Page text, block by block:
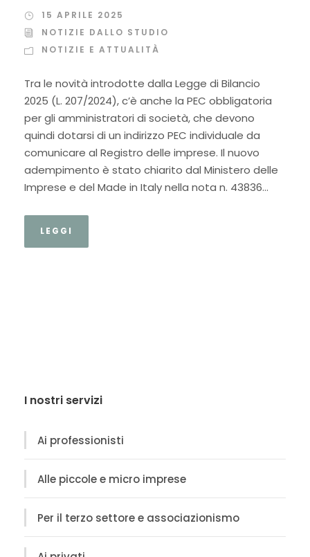
15 APRILE 2025
NOTIZIE DALLO STUDIO
NOTIZIE E ATTUALITÀ
Tra le novità introdotte dalla Legge di Bilancio
2025 (L. 207/2024), c’è anche la PEC obbligatoria
per gli amministratori di società, che devono
quindi dotarsi di un indirizzo PEC individuale da
comunicare al Registro delle imprese. Il nuovo
adempimento è stato chiarito dal Ministero delle
Imprese e del Made in Italy nella nota n. 43836...
LEGGI
I nostri servizi
Ai professionisti
Alle piccole e micro imprese
Per il terzo settore e associazionismo